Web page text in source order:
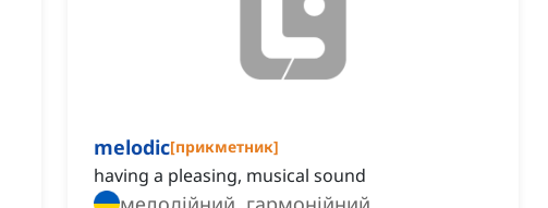
melodic[прикметник]
having a pleasing, musical sound